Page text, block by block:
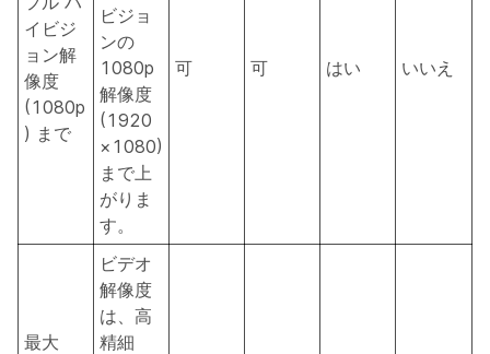
イビジ
ョン解
像度
(1080p
) まで
ビジョ
ンの
1080p
解像度
(1920
×1080)
まで上
がりま
す。
可 可 はい いいえ
最大
ビデオ
解像度
は、高
精細